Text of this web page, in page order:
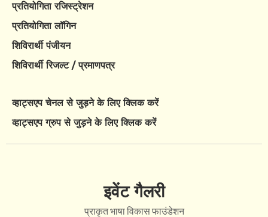
प्रतियोगिता रजिस्ट्रेशन
प्रतियोगिता लॉगिन
शिविरार्थी पंजीयन
शिविरार्थी रिजल्ट / प्रमाणपत्र
व्हाट्सएप चेनल से जुड़ने के लिए क्लिक करें
व्हाट्सएप ग्रुप से जुड़ने के लिए क्लिक करें
इवेंट गैलरी
प्राकृत भाषा विकास फाउंडेशन